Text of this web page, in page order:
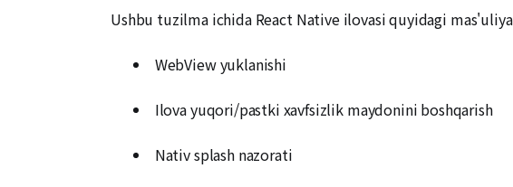
Ushbu tuzilma ichida React Native ilovasi quyidagi
WebView yuklanishi
Ilova yuqori/pastki xavfsizlik maydonini boshqarish
Nativ splash nazorati